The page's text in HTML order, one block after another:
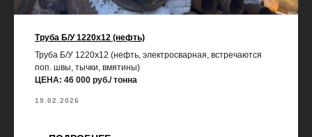
Труба Б/У 1220х12 (нефть)
Труба Б/У 1220х12 (нефть, электросварная, встречаются
поп. швы, тычки, вмятины)
ЦЕНА: 46 000 руб./ тонна
19.02.2026